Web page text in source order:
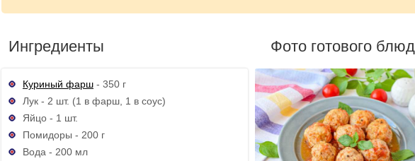
Ингредиенты
Куриный фарш - 350 г
Лук - 2 шт. (1 в фарш, 1 в соус)
Яйцо - 1 шт.
Помидоры - 200 г
Вода - 200 мл
Фото готового